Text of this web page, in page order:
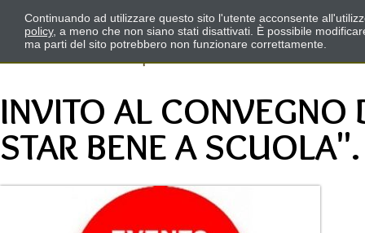
INVITO AL CONVEGNO
STAR BENE A SCUOLA".
Continuando ad utilizzare questo sito l'utente acconsente
policy, a meno che non siano stati disattivati. È possibile
ma parti del sito potrebbero non funzionare correttamente.